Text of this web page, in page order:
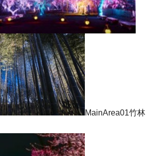
MainArea01竹林